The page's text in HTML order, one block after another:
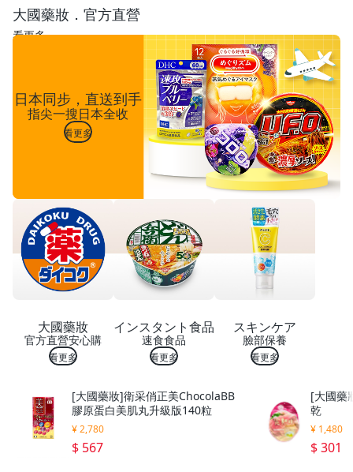
大國藥妝．官方直營
看更多
日本同步，直送到手
指尖一搜日本全收
看更多
大國藥妝
官方直營安心購
看更多
インスタント食品
速食食品
看更多
スキンケア
臉部保養
看更多
[大國藥妝]衛采俏正美ChocolaBB
膠原蛋白美肌丸升級版140粒
¥ 2,780
$ 567
[大國藥
乾
¥ 1,480
$ 301